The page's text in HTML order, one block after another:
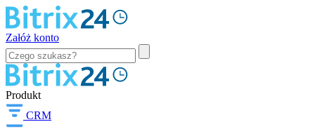
Załóż konto
Produkt
CRM